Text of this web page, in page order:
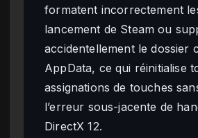
formatent incorrectement
lancement de Steam ou
accidentellement le dossier
AppData, ce qui réinitialise
assignations de touches
l’erreur sous-jacente de
DirectX 12.